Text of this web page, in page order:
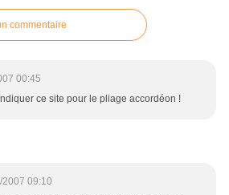
commentaire
00:45
ce site pour le pliage accordéon !
2007 09:10